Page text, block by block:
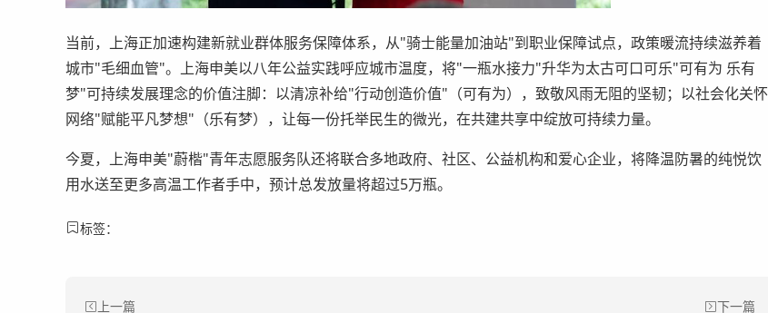
当前，上海正加速构建新就业群体服务保障体系，从"骑士能量加油站"到职业保障试点，政策暖流持续滋养着
城市"毛细血管"。上海申美以八年公益实践呼应城市温度，将"一瓶水接力"升华为太古可口可乐"可有为 乐有
梦"可持续发展理念的价值注脚：以清凉补给"行动创造价值"（可有为），致敬风雨无阻的坚韧；以社会化关怀
网络"赋能平凡梦想"（乐有梦），让每一份托举民生的微光，在共建共享中绽放可持续力量。
今夏，上海申美"蔚楷"青年志愿服务队还将联合多地政府、社区、公益机构和爱心企业，将降温防暑的纯悦饮
用水送至更多高温工作者手中，预计总发放量将超过5万瓶。
标签：
上一篇 下一篇